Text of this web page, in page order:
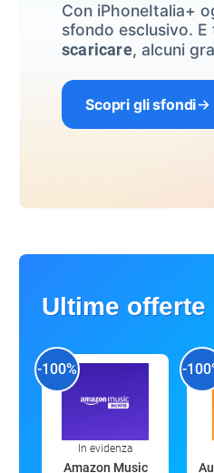
Con iPhoneItalia+
sfondo esclusivo.
scaricare, alcuni
Scopri gli sfondi
Ultime
-100%
In evidenza
Amazon Music
-